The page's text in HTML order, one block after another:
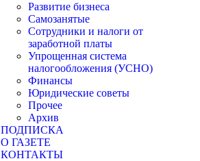
Развитие бизнеса
Самозанятые
Сотрудники и налоги от
заработной платы
Упрощенная система
налогообложения (УСНО)
Финансы
Юридические советы
Прочее
Архив
ПОДПИСКА
О ГАЗЕТЕ
КОНТАКТЫ